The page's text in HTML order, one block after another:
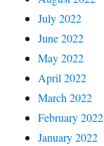
July 2022
June 2022
May 2022
April 2022
March 2022
February 2022
January 2022